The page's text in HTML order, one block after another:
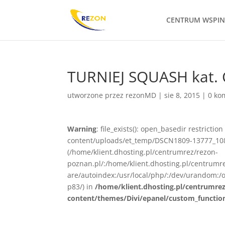
CENTRUM
TURNIEJ SQUASH
utworzone przez rezonMD |sie 8, 2015 |0
Warning: file_exists(): open_basedir
content/uploads/et_temp/DSCN1809-
(/home/klient.dhosting.pl/centrumrez/rezon-
poznan.pl/:/home/klient.dhosting.pl/
are/autoindex:/usr/local/php/:/dev/
p83/) in/home/klient.dhosting.pl/
content/themes/Divi/epanel/